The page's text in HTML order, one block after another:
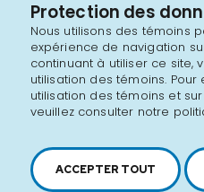
Protection des
Nous utilisons des témoins
expérience de navigation
continuant à utiliser ce site,
utilisation des témoins.
utilisation des témoins et
veuillez consulter notre
ACCEPTER TOUT